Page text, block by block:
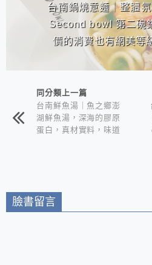
台南鍋燒意麵｜整體
Second bowl 第二碗
價的消費也有網美等
同分類上一篇
台南鮮魚湯｜魚之鄉澎
湖鮮魚湯，深海的膠原
蛋白，真材實料，味道
臉書留言